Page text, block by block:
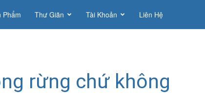
Phẩm Thư Giãn Tài Khoản Liên Hệ
rừng chứ không